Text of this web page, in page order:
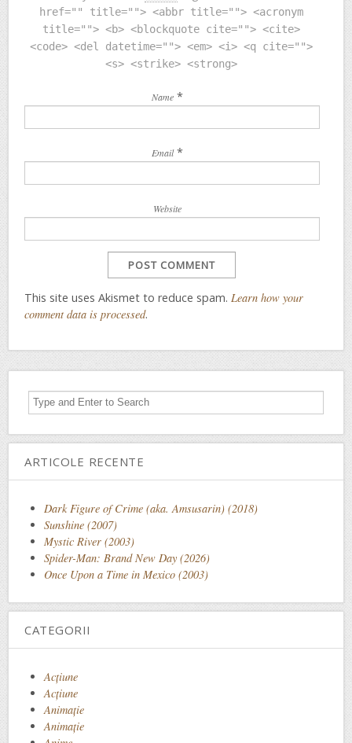
href="" title=""> <abbr title=""> <acronym
title=""> <b> <blockquote cite=""> <cite>
<code> <del datetime=""> <em> <i> <q cite="">
<s> <strike> <strong>
Name *
Email *
Website
This site uses Akismet to reduce spam. Learn how your
comment data is processed.
ARTICOLE RECENTE
Dark Figure of Crime (aka. Amsusarin) (2018)
Sunshine (2007)
Mystic River (2003)
Spider-Man: Brand New Day (2026)
Once Upon a Time in Mexico (2003)
CATEGORII
Acţiune
Acțiune
Animaţie
Animație